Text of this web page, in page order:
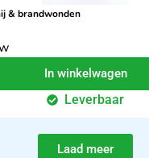
& brandwonden
In winkelwagen
Leverbaar
Laad meer